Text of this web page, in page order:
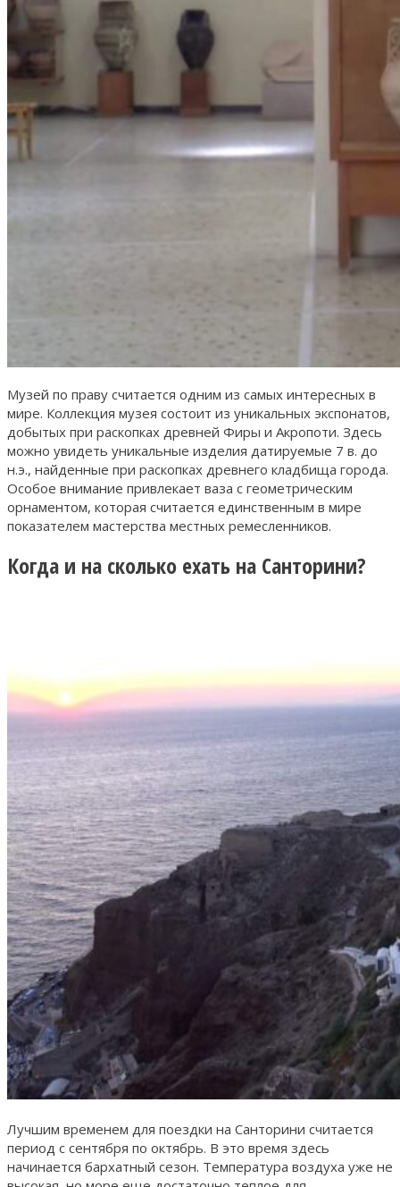
Музей по праву считается одним из самых интересных в
мире. Коллекция музея состоит из уникальных экспонатов,
добытых при раскопках древней Фиры и Акропоти. Здесь
можно увидеть уникальные изделия датируемые 7 в. до
н.э., найденные при раскопках древнего кладбища города.
Особое внимание привлекает ваза с геометрическим
орнаментом, которая считается единственным в мире
показателем мастерства местных ремесленников.
Когда и на сколько ехать на Санторини?
Лучшим временем для поездки на Санторини считается
период с сентября по октябрь. В это время здесь
начинается бархатный сезон. Температура воздуха уже не